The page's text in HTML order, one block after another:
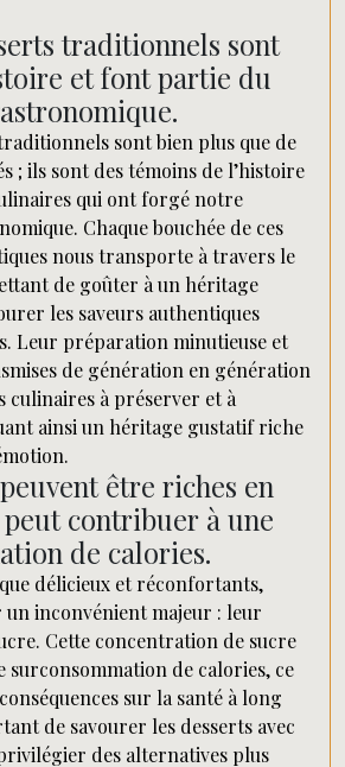
traditionnels sont
et font partie du
sont bien plus que de
; ils sont des témoins de l’histoire
qui ont forgé notre
Chaque bouchée de ces
nous transporte à travers le
de goûter à un héritage
les saveurs authentiques
Leur préparation minutieuse et
de génération en génération
culinaires à préserver et à
ainsi un héritage gustatif riche
être riches en
contribuer à une
de calories.
délicieux et réconfortants,
inconvénient majeur : leur
Cette concentration de sucre
de calories, ce
sur la santé à long
de savourer les desserts avec
des alternatives plus